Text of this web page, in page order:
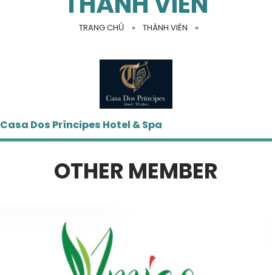
TRANG CHỦ » THÀNH VIÊN »
Casa Dos Príncipes Hotel & Spa
OTHER MEMBER